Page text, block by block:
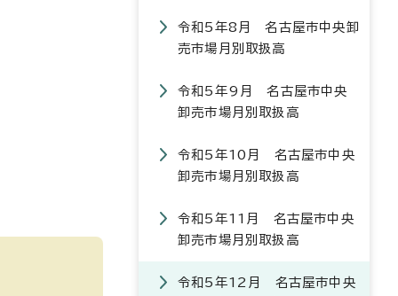
令和5年8月 名古屋市中央卸
売市場月別取扱高
令和5年9月 名古屋市中央
卸売市場月別取扱高
令和5年10月 名古屋市中央
卸売市場月別取扱高
令和5年11月 名古屋市中央
卸売市場月別取扱高
令和5年12月 名古屋市中央